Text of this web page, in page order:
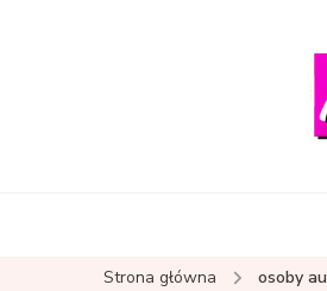
Strona główna osoby